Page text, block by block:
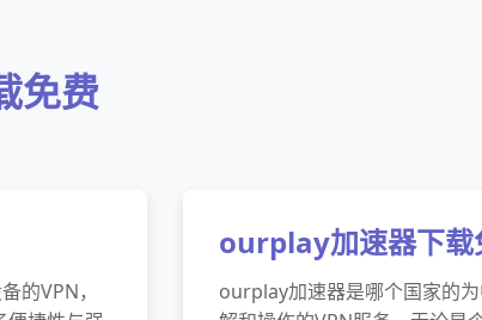
免费
的VPN，
ourplay加速器下载
ourplay加速器是哪个国家的